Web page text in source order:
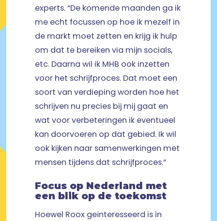
experts. “De komende maanden ga ik
me echt focussen op hoe ik mezelf in
de markt moet zetten en krijg ik hulp
om dat te bereiken via mijn socials,
etc. Daarna wil ik MHB ook inzetten
voor het schrijfproces. Dat moet een
soort van verdieping worden hoe het
schrijven nu precies bij mij gaat en
wat voor verbeteringen ik eventueel
kan doorvoeren op dat gebied. Ik wil
ook kijken naar samenwerkingen met
mensen tijdens dat schrijfproces.”
Focus op Nederland met
een blik op de toekomst
Hoewel Roox geïnteresseerd is in